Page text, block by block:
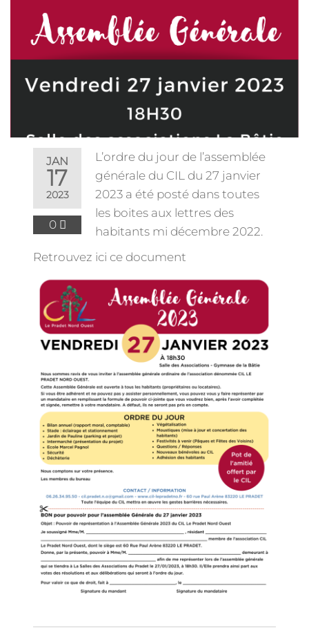
JAN
17
2023
0
L’ordre du jour de l’assemblée
générale du CIL du 27 janvier
2023 a été posté dans toutes
les boites aux lettres des
habitants mi décembre 2022.
Retrouvez ici ce document